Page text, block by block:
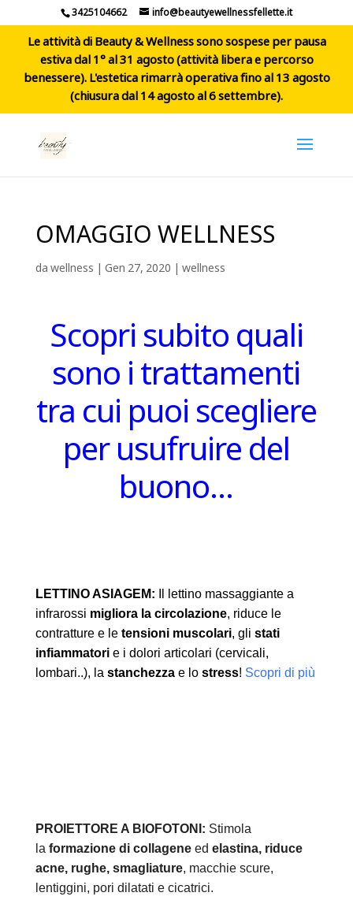
3425104662 info@beautyewellnessfellette.it
Le attività di Beauty & Wellness sono sospese per pausa
estiva dal 1° al 31 agosto (attività libera e percorso
benessere). L'estetica rimarrà operativa fino al 13 agosto
(chiusura dal 14 agosto al 6 settembre).
OMAGGIO WELLNESS
dawellness | Gen 27, 2020 | wellness
Scopri subito quali
sono i trattamenti
tra cui puoi scegliere
per usufruire del
buono…
LETTINO ASIAGEM:
Il lettino massaggiante a
infrarossi migliora la circolazione, riduce le
contratture e le tensioni muscolari, gli stati
infiammatori e i dolori articolari (cervicali,
lombari..), la stanchezzae lo stress! Scopri di più
PROIETTORE A BIOFOTONI: Stimola
la formazione di collagene ed elastina, riduce
acne, rughe, smagliature, macchie scure,
lentiggini, pori dilatati e cicatrici.